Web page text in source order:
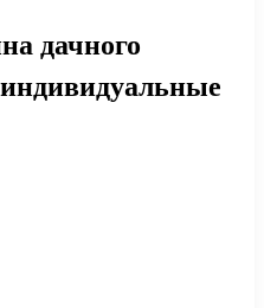
дачного